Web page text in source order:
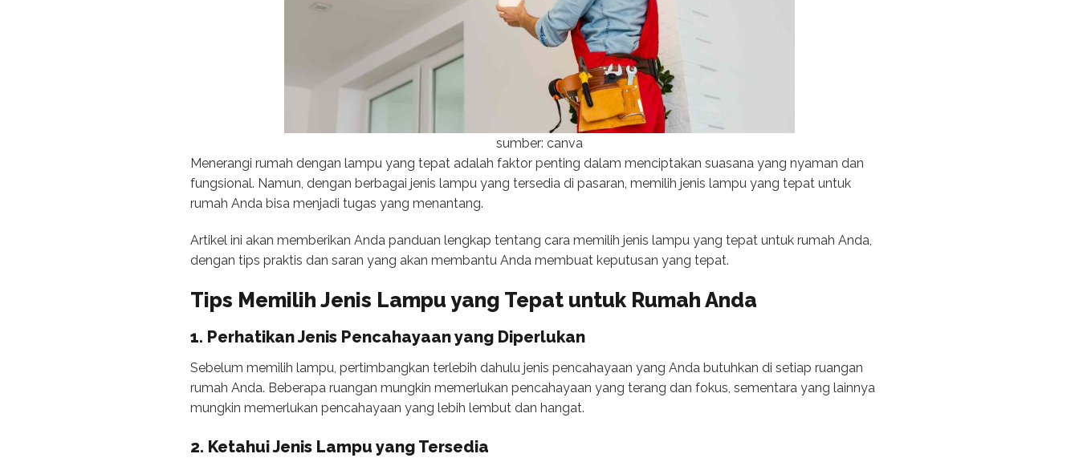
sumber: canva
Menerangi rumah dengan lampu yang tepat adalah faktor penting dalam menciptakan suasana yang nyaman dan
fungsional. Namun, dengan berbagai jenis lampu yang tersedia di pasaran, memilih jenis lampu yang tepat untuk
rumah Anda bisa menjadi tugas yang menantang.
Artikel ini akan memberikan Anda panduan lengkap tentang cara memilih jenis lampu yang tepat untuk rumah Anda,
dengan tips praktis dan saran yang akan membantu Anda membuat keputusan yang tepat.
Tips Memilih Jenis Lampu yang Tepat untuk Rumah Anda
1. Perhatikan Jenis Pencahayaan yang Diperlukan
Sebelum memilih lampu, pertimbangkan terlebih dahulu jenis pencahayaan yang Anda butuhkan di setiap ruangan
rumah Anda. Beberapa ruangan mungkin memerlukan pencahayaan yang terang dan fokus, sementara yang lainnya
mungkin memerlukan pencahayaan yang lebih lembut dan hangat.
2. Ketahui Jenis Lampu yang Tersedia